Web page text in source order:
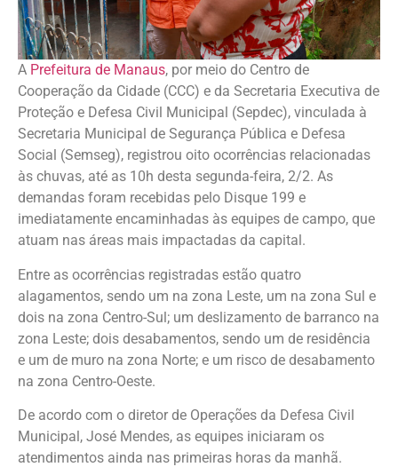
A Prefeitura de Manaus, por meio do Centro de
Cooperação da Cidade (CCC) e da Secretaria Executiva de
Proteção e Defesa Civil Municipal (Sepdec), vinculada à
Secretaria Municipal de Segurança Pública e Defesa
Social (Semseg), registrou oito ocorrências relacionadas
às chuvas, até as 10h desta segunda-feira, 2/2. As
demandas foram recebidas pelo Disque 199 e
imediatamente encaminhadas às equipes de campo, que
atuam nas áreas mais impactadas da capital.
Entre as ocorrências registradas estão quatro
alagamentos, sendo um na zona Leste, um na zona Sul e
dois na zona Centro-Sul; um deslizamento de barranco na
zona Leste; dois desabamentos, sendo um de residência
e um de muro na zona Norte; e um risco de desabamento
na zona Centro-Oeste.
De acordo com o diretor de Operações da Defesa Civil
Municipal, José Mendes, as equipes iniciaram os
atendimentos ainda nas primeiras horas da manhã.